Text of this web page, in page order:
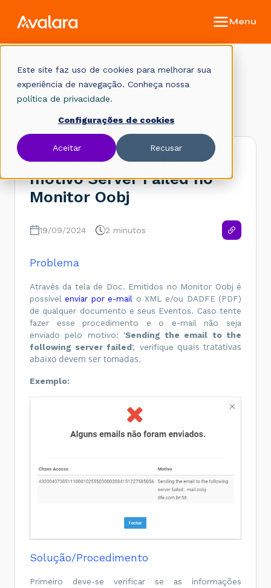
Este site faz uso de cookies para melhorar sua
experiência de navegação. Conheça nossa
política de privacidade.
Configurações de cookies
Aceitar Recusar
Base de conhecimento
E-mail não enviado pelo
motivo Server Failed no
Monitor Oobj
19/09/2024 2 minutos
Problema
Através da tela de Doc. Emitidos no Monitor Oobj é
possívelenviar por e-mail o XML e/ou DADFE (PDF)
de qualquer documento e seus Eventos. Caso tente
fazer esse procedimento e o e-mail não seja
enviado pelo motivo: ‘Sending the email to the
following server failed‘, verifique quais tratativas
abaixo devem ser tomadas.
Exemplo:
Solução/Procedimento
Primeiro deve-se verificar se as informações